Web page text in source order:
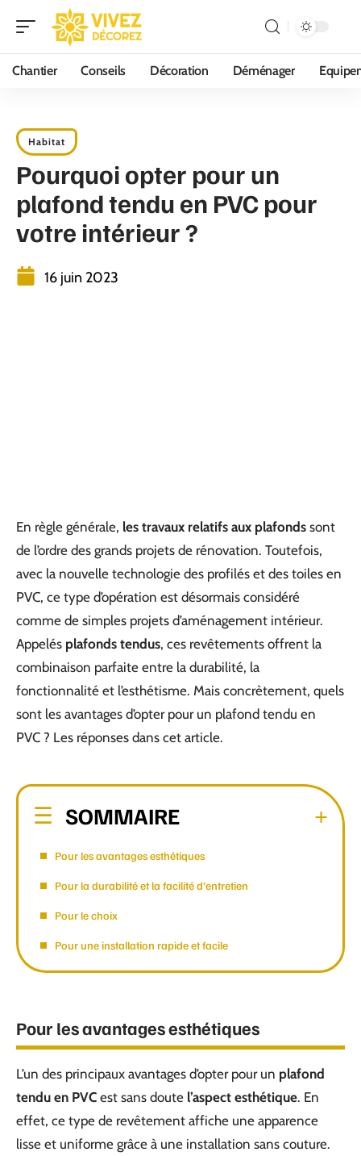
Chantier Conseils Décoration Déménager
Habitat
Pourquoi opter pour un
plafond tendu en PVC pour
votre intérieur ?
16 juin 2023
En règle générale, les travaux relatifs aux plafonds sont
de l’ordre des grands projets de rénovation. Toutefois,
avec la nouvelle technologie des profilés et des toiles en
PVC, ce type d’opération est désormais considéré
comme de simples projets d’aménagement intérieur.
Appelés plafonds tendus, ces revêtements offrent la
combinaison parfaite entre la durabilité, la
fonctionnalité et l’esthétisme. Mais concrètement, quels
sont les avantages d’opter pour un plafond tendu en
PVC ? Les réponses dans cet article.
SOMMAIRE
Pour les avantages esthétiques
Pour la durabilité et la facilité d’entretien
Pour le choix
Pour une installation rapide et facile
Pour les avantages esthétiques
L’un des principaux avantages d’opter pour un plafond
tendu en PVC est sans doute l’aspect esthétique. En
effet, ce type de revêtement affiche une apparence
lisse et uniforme grâce à une installation sans couture.